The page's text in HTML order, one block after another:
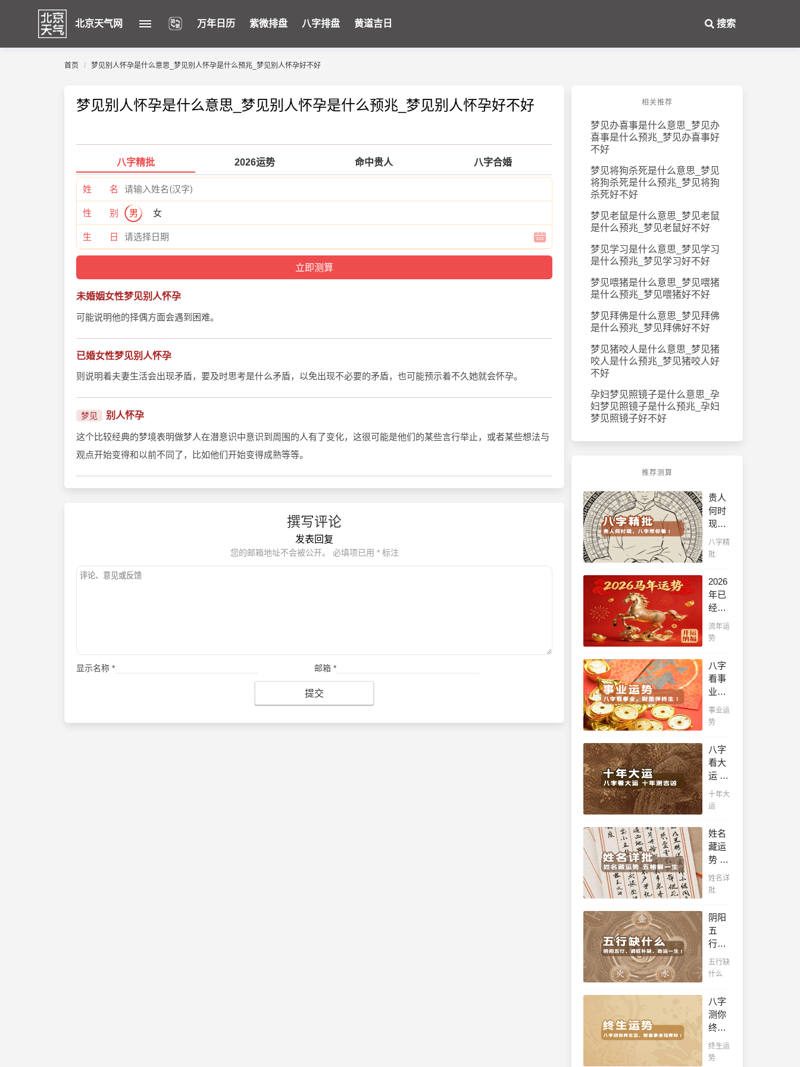
北京天气网 万年日历 紫微排盘 八字排盘 黄道吉日 搜索
首页 梦见别人怀孕是什么意思_梦见别人怀孕是什么预兆_梦见别人怀孕好不好
梦见别人怀孕是什么意思_梦见别人怀孕是什么预兆_梦见别人怀孕好不好
八字精批 2026运势 命中贵人 八字合婚
姓 名
性 别 男 女
生 日
未婚姻女性梦见别人怀孕
可能说明他的择偶方面会遇到困难。
已婚女性梦见别人怀孕
则说明着夫妻生活会出现矛盾，要及时思考是什么矛盾，以免出现不必要的矛盾，也可能预示着不久她就会怀孕。
梦见 别人怀孕
这个比较经典的梦境表明做梦人在潜意识中意识到周围的人有了变化，这很可能是他们的某些言行举止，或者某些想法与
观点开始变得和以前不同了，比如他们开始变得成熟等等。
撰写评论
发表回复
您的邮箱地址不会被公开。 必填项已用 *标注
显示名称 * 邮箱 *
提交
相关推荐
梦见办喜事是什么意思_梦见办
喜事是什么预兆_梦见办喜事好
不好
梦见将狗杀死是什么意思_梦见
将狗杀死是什么预兆_梦见将狗
杀死好不好
梦见老鼠是什么意思_梦见老鼠
是什么预兆_梦见老鼠好不好
梦见学习是什么意思_梦见学习
是什么预兆_梦见学习好不好
梦见喂猪是什么意思_梦见喂猪
是什么预兆_梦见喂猪好不好
梦见拜佛是什么意思_梦见拜佛
是什么预兆_梦见拜佛好不好
梦见猪咬人是什么意思_梦见猪
咬人是什么预兆_梦见猪咬人好
不好
孕妇梦见照镜子是什么意思_孕
妇梦见照镜子是什么预兆_孕妇
梦见照镜子好不好
推荐测算
贵人
何时
现，
八字
帮你
平阴
阳断
祸
八字
精批
一生
好命
运！
八字精
批
2026
年已
经到
来，
如何
把握
先
机，
避
凶，
弯
路，
点击
此处
查
流年运
势
八字
看事
业，
财富
伴终
哪日
出生
的人
最有
财官
之
十之
八九
是大
官或
富
解读
您的
事业
赋，
扭转
不利
困
局！！
事业运
势
八字
看大
运 十
年测
吉
十年
一运
卜吉
凶，
未来
命运
晓。
十年大
运
姓名
藏运
势 五
格解
一
姓名
判断
你一
生吉
凶，
你的
真的
适合
你
吗？
姓名详
批
阴阳
五
行，
调旺
补
助运
一
生！
通晓
五
行，
五行缺
什么
八字
测你
终生
运，
财富
终生运
势